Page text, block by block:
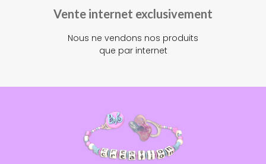
Vente internet exclusivement
Nous ne vendons nos produits
que par internet